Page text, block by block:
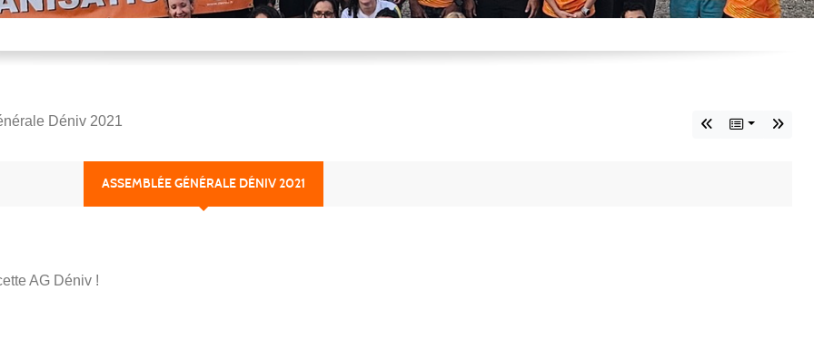
Déniv 2021
ASSEMBLÉE GÉNÉRALE DÉNIV 2021
AG Déniv !